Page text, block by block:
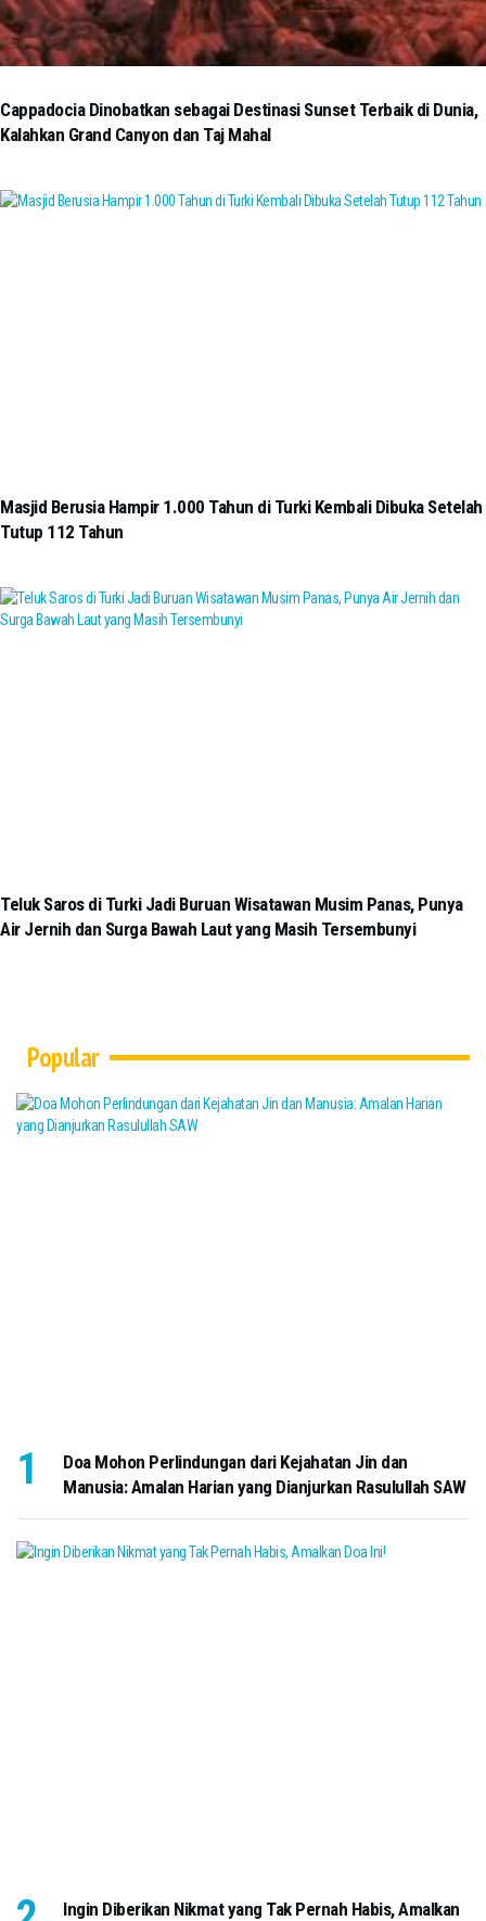
Cappadocia Dinobatkan sebagai Destinasi Sunset Terbaik di Dunia,
Kalahkan Grand Canyon dan Taj Mahal
Masjid Berusia Hampir 1.000 Tahun di Turki Kembali Dibuka Setelah
Tutup 112 Tahun
Teluk Saros di Turki Jadi Buruan Wisatawan Musim Panas, Punya
Air Jernih dan Surga Bawah Laut yang Masih Tersembunyi
Popular
Doa Mohon Perlindungan dari Kejahatan Jin dan
Manusia: Amalan Harian yang Dianjurkan Rasulullah SAW
Ingin Diberikan Nikmat yang Tak Pernah Habis, Amalkan